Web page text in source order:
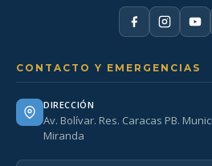
CONTACTO Y EMERGENCIAS
DIRECCIÓN
Av. Bolívar. Res. Caracas PB.
Miranda